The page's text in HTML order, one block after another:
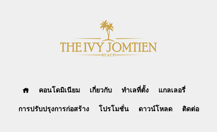
คอนโดมิเนียม เกี่ยวกับ ทำเลที่ตั้ง แกลเลอรี่
การปรับปรุงการก่อสร้าง โปรโมชั่น ดาวน์โหลด ติดต่อ